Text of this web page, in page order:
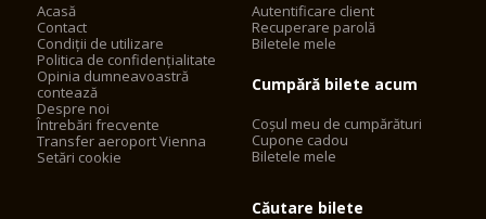
Acasă
Contact
Condiții de utilizare
Politica de confidențialitate
Opinia dumneavoastră
contează
Despre noi
Întrebări frecvente
Transfer aeroport Vienna
Setări cookie
Autentificare client
Recuperare parolă
Biletele mele
Cumpără bilete acum
Coșul meu de cumpărături
Cupone cadou
Biletele mele
Căutare bilete